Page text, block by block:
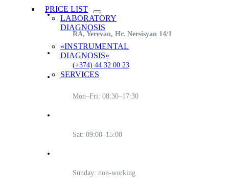
PRICE LIST
LABORATORY
DIAGNOSIS
«INSTRUMENTAL
DIAGNOSIS»
SERVICES
RA, Yerevan, Hr. Nersisyan 14/1
(+374) 44 32 00 23
Mon–Fri: 08:30–17:30
Sat: 09:00–15:00
Sunday: non-working